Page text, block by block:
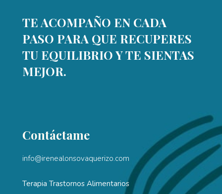
TE ACOMPAÑO EN CADA
PASO PARA QUE RECUPERES
TU EQUILIBRIO Y TE SIENTAS
MEJOR.
Contáctame
info@irenealonsovaquerizo.com
Terapia Trastornos Alimentarios